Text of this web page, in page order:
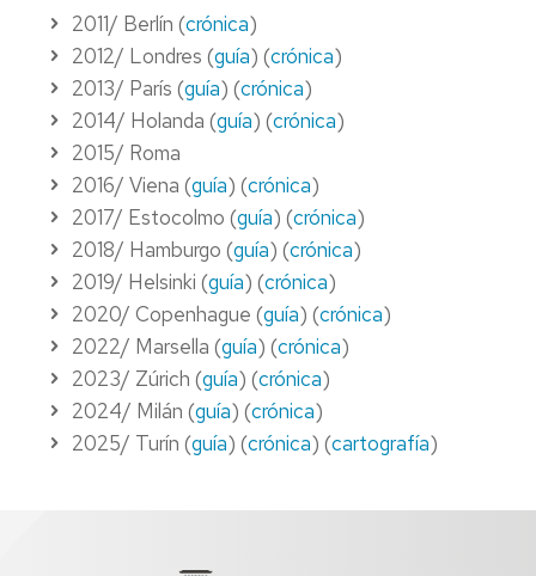
2011/ Berlín (crónica)
2012/ Londres (guía) (crónica)
2013/ París (guía) (crónica)
2014/ Holanda (guía) (crónica)
2015/ Roma
2016/ Viena (guía) (crónica)
2017/ Estocolmo (guía) (crónica)
2018/ Hamburgo (guía) (crónica)
2019/ Helsinki (guía) (crónica)
2020/ Copenhague (guía) (crónica)
2022/ Marsella (guía) (crónica)
2023/ Zúrich (guía) (crónica)
2024/ Milán (guía) (crónica)
2025/ Turín (guía) (crónica) (cartografía)